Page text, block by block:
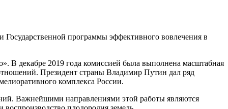
Государственной программы эффективного вовлечения в
В декабре 2019 года комиссией была выполнена масштабная
Президент страны Владимир Путин дал ряд
комплекса России.
Важнейшими направлениями этой работы являются